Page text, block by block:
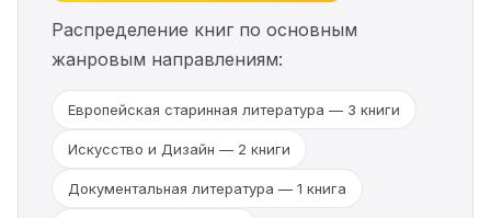
Распределение книг по основным
жанровым направлениям:
Европейская старинная литература — 3 книги
Искусство и Дизайн — 2 книги
Документальная литература — 1 книга